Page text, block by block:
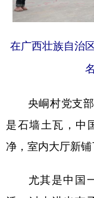
在广西壮族自治
央峒村党支部
是石墙土瓦，中
净，室内大厅新铺
尤其是中国一